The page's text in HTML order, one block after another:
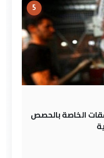
5
الخاصة بالحصص